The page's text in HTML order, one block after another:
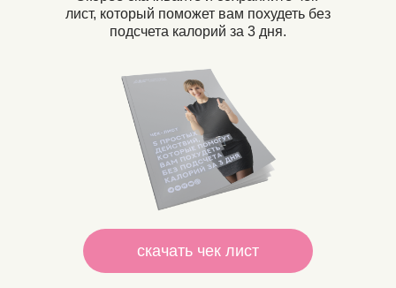
скачать чек лист
лист, который поможет вам похудеть без
подсчета калорий за 3 дня.